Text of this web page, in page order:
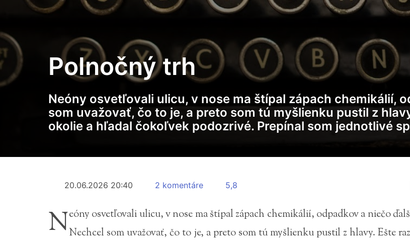
Polnočný trh
Neóny osvetľovali ulicu, v nose ma štípal zápach chemikálií,
som uvažovať, čo to je, a preto som tú myšlienku pustil z
okolie a hľadal čokoľvek podozrivé. Prepínal som jednotlivé
20.06.2026 20:40 2 komentáre 5,8
Neóny osvetľovali ulicu, v nose ma štípal zápach chemikálií, odpadkov a niečo
Nechcel som uvažovať, čo to je, a preto som tú myšlienku pustil z hlavy. Ešte